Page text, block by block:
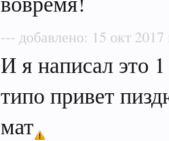
--- добавлено: 15 окт
И я написал это
типо привет
мат